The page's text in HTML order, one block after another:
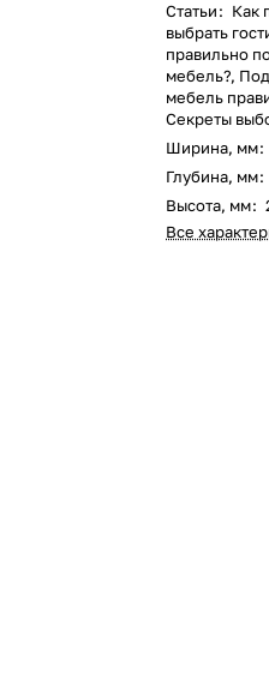
Статьи: Как
выбрать
правильно
мебель?,
мебель
Секреты
Ширина, мм:
Глубина, мм:
Высота, мм:
Все